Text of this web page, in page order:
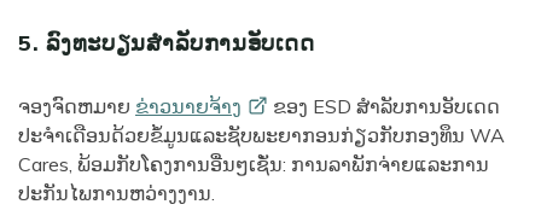
5. ລົງທະບຽນສໍາລັບການອັບເດດ
ຈອງຈົດຫມາຍ ຂ່າວນາຍຈ້າງ
ຂອງ ESD ສໍາລັບການອັບເດດ
ປະຈໍາເດືອນດ້ວຍຂໍ້ມູນແລະຊັບພະຍາກອນກ່ຽວກັບກອງທຶນ WA
Cares, ພ້ອມກັບໂຄງການອື່ນໆເຊັ່ນ: ການລາພັກຈ່າຍແລະການ
ປະກັນໄພການຫວ່າງງານ.